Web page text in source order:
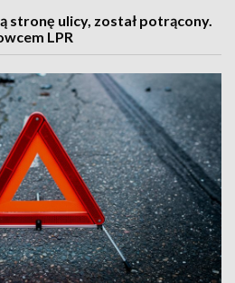
stronę ulicy, został potrącony.
LPR